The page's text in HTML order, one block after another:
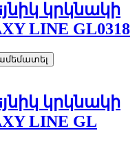
կրկնակի
LINE GL0318
կրկնակի
LINE GL